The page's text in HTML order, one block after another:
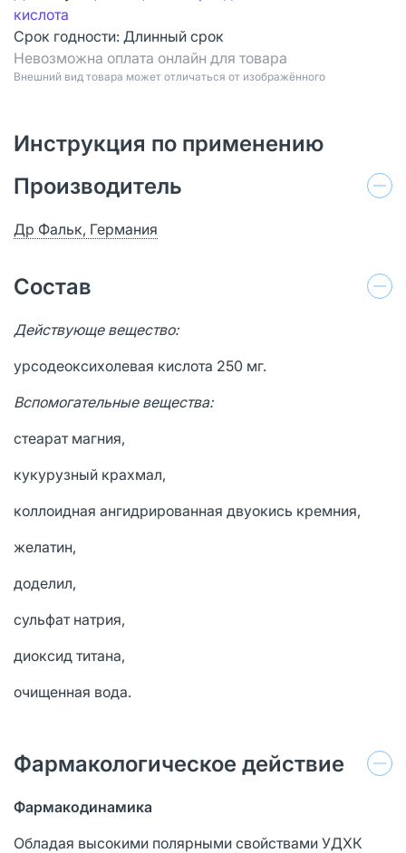
кислота
Срок годности: Длинный срок
Невозможна оплата онлайн для товара
Bнешний вид товара может отличаться от изображённого
Инструкция по применению
Производитель
Др Фальк, Германия
Состав
Действующе вещество:
урсодеоксихолевая кислота 250 мг.
Вспомогательные вещества:
стеарат магния,
кукурузный крахмал,
коллоидная ангидрированная двуокись кремния,
желатин,
доделил,
сульфат натрия,
диоксид титана,
очищенная вода.
Фармакологическое действие
Фармакодинамика
Обладая высокими полярными свойствами УДХК